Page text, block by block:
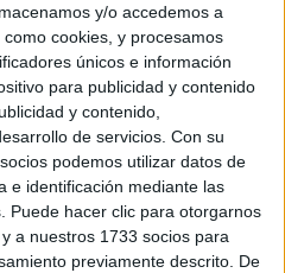
y/o accedemos a
cookies, y procesamos
únicos e información
para publicidad y contenido
y contenido,
de servicios. Con su
podemos utilizar datos de
e identificación mediante las
Puede hacer clic para otorgarnos
a nuestros 1733 socios para
previamente descrito. De